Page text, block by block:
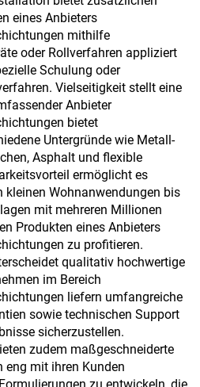
eines Anbieters
mithilfe
oder Rollverfahren appliziert
Schulung oder
Vielseitigkeit stellt eine
Anbieter
bietet
Untergründe wie Metall-
Asphalt und flexible
ermöglicht es
kleinen Wohnanwendungen bis
mit mehreren Millionen
Produkten eines Anbieters
zu profitieren.
qualitativ hochwertige
im Bereich
liefern umfangreiche
sowie technischen Support
sicherzustellen.
zudem maßgeschneiderte
eng mit ihren Kunden